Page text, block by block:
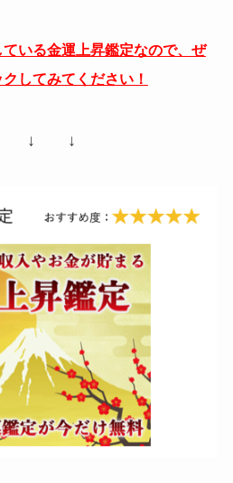
いる金運上昇鑑定なので、ぜ
してみてください！
↓ ↓